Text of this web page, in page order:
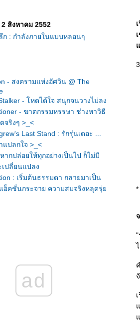
2 สิงหาคม 2552
ก : กำลังภายในแบบหลอนๆ
- สงครามแห่งอัศวิน @ The
- โหดได้ใจ สนุกจนวางไม่ลง
- ฆาตกรรมหรรษา ช่างหาวิธี
จริงๆ >_<
Last Stand : รักรุ่นเดอะ ...
แปลกใจ >_<
ากปล่อยให้ทุกอย่างเป็นไป ก็ไม่มี
ปลี่ยนแปลง
: เริ่มต้นธรรมดา กลายมาเป็น
อ็คชั่นกระจาย ความสมจริงหลุดรุ่
" ก็มีทุกสีใน spectrum เลยทีเดียว -
: ทั้งๆ ที่คดีไม่มีอะไรแท้ๆ ก็เขียน
ad
"